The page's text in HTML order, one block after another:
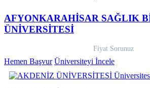
AFYONKARAHİSAR SAĞLIK
ÜNİVERSİTESİ
Fiyat Sorunuz
Hemen Başvur Üniversiteyi İncele